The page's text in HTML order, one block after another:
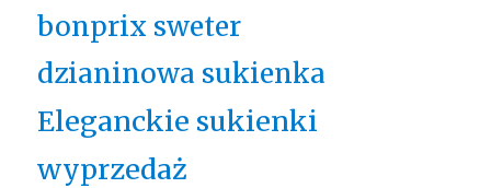
bonprix sweter
dzianinowa sukienka
Eleganckie sukienki
wyprzedaż